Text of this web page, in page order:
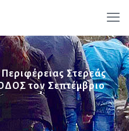
Στερεάς
τον Σεπτέμβριο